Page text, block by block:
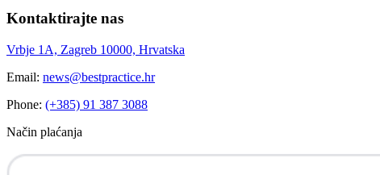
Kontaktirajte nas
Vrbje 1A, Zagreb 10000, Hrvatska
Email: news@bestpractice.hr
Phone: (+385) 91 387 3088
Način plaćanja